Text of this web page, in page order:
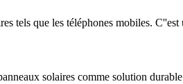
tels que les téléphones mobiles. C''est
solaires comme solution